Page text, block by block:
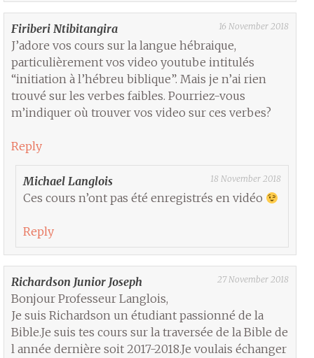
Firiberi Ntibitangira 16 November 2018
J’adore vos cours sur la langue hébraique,
particulièrement vos video youtube intitulés
“initiation à l’hébreu biblique”. Mais je n’ai rien
trouvé sur les verbes faibles. Pourriez-vous
m’indiquer où trouver vos video sur ces verbes?
Reply
Michael Langlois 18 November 2018
Ces cours n’ont pas été enregistrés en vidéo
Reply
Richardson Junior Joseph 27 November 2018
Bonjour Professeur Langlois,
Je suis Richardson un étudiant passionné de la
Bible.Je suis tes cours sur la traversée de la Bible de
l année dernière soit 2017-2018.Je voulais échanger